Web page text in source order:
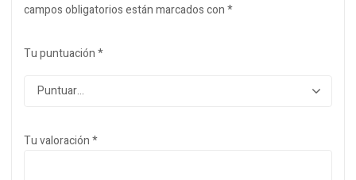
campos obligatorios están marcados con*
Tu puntuación*
Tu valoración*